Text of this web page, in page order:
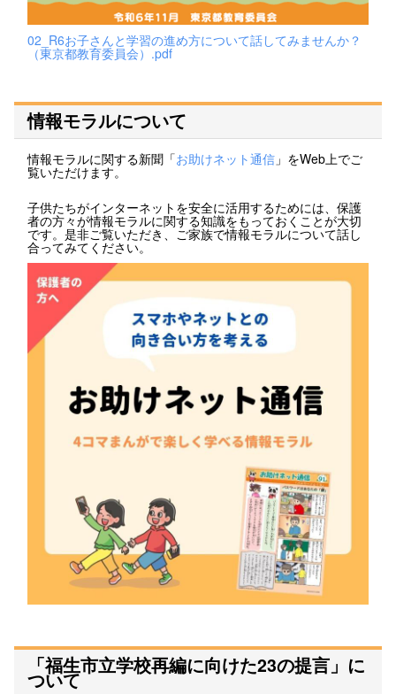
02_R6お子さんと学習の進め方について話してみませんか？
（東京都教育委員会）.pdf
情報モラルについて
情報モラルに関する新聞「お助けネット通信 」をWeb上でご
覧いただけます。
子供たちがインターネットを安全に活用するためには、保護
者の方々が情報モラルに関する知識をもっておくことが大切
です。是非ご覧いただき、ご家族で情報モラルについて話し
合ってみてください。
「福生市立学校再編に向けた23の提言」に
ついて